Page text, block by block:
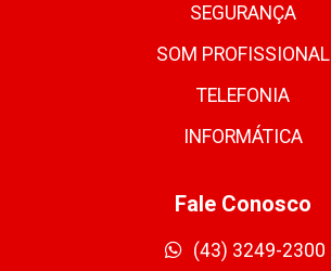
SEGURANÇA
SOM PROFISSIONAL
TELEFONIA
INFORMÁTICA
Fale Conosco
(43) 3249-2300